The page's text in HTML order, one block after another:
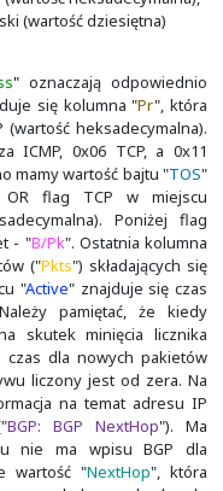
jest przy
przepływy,
rośnie, kiedy
kiedy zostanie to
Pamięć ta składa
tylko podstawowe